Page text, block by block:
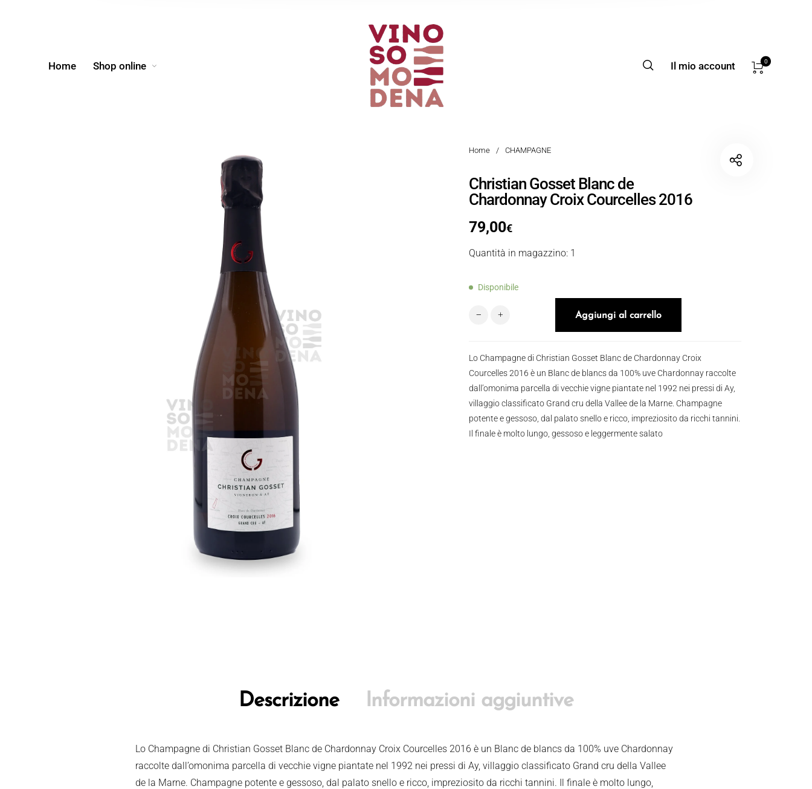
Home Shop online Il mio account 0
Home / CHAMPAGNE
Christian Gosset Blanc de
Chardonnay Croix Courcelles 2016
79,00€
Quantità in magazzino: 1
Disponibile
Christian Gosset Blanc de Chardonnay Croix Courcelles 2016 quantità
Aggiungi al carrello
Lo Champagne di Christian Gosset Blanc de Chardonnay Croix
Courcelles 2016 è un Blanc de blancs da 100% uve Chardonnay raccolte
dall’omonima parcella di vecchie vigne piantate nel 1992 nei pressi di Ay,
villaggio classificato Grand cru della Vallee de la Marne. Champagne
potente e gessoso, dal palato snello e ricco, impreziosito da ricchi tannini.
Il finale è molto lungo, gessoso e leggermente salato
Descrizione Informazioni aggiuntive
Lo Champagne di Christian Gosset Blanc de Chardonnay Croix Courcelles 2016 è un Blanc de blancs da 100% uve Chardonnay
raccolte dall’omonima parcella di vecchie vigne piantate nel 1992 nei pressi di Ay, villaggio classificato Grand cru della Vallee
de la Marne. Champagne potente e gessoso, dal palato snello e ricco, impreziosito da ricchi tannini. Il finale è molto lungo,